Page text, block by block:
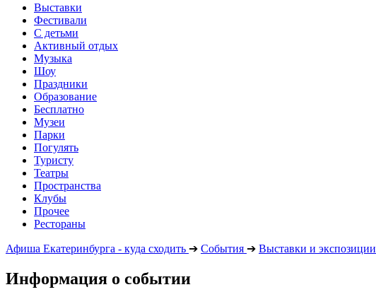
Выставки
Фестивали
С детьми
Активный отдых
Музыка
Шоу
Праздники
Образование
Бесплатно
Музеи
Парки
Погулять
Туристу
Театры
Пространства
Клубы
Прочее
Рестораны
Афиша Екатеринбурга - куда сходить ➔ События ➔ Выставки и экспозиции
Информация о событии